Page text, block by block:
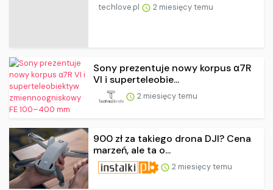
techlove.pl 2 miesięcy temu
Sony prezentuje nowy korpus α7R
VI i superteleobie...
2 miesięcy temu
900 zł za takiego drona DJI? Cena
marzeń, ale ta o...
2 miesięcy temu